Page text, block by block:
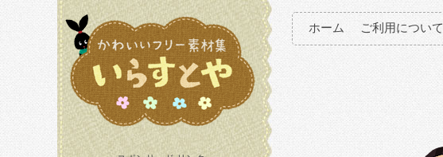
ホーム ご利用について